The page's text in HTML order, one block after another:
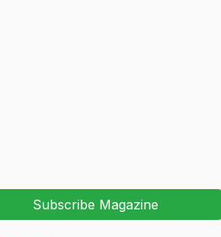
Subscribe Magazine